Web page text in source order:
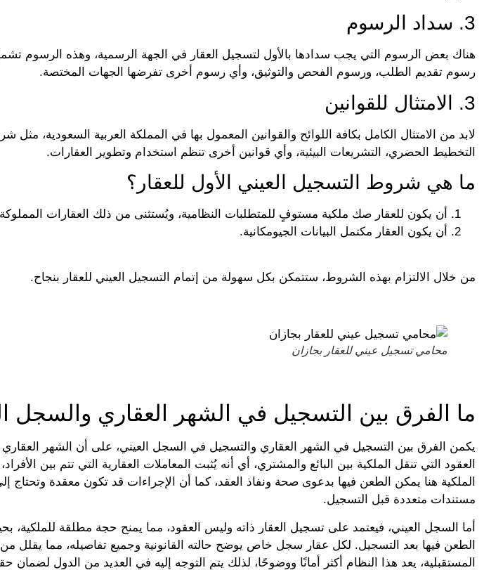
3. سداد الرسوم
هناك بعض الرسوم التي يجب سدادها بالأول لتسجيل العقار في الجهة الرسمية، وهذه الرسوم
رسوم تقديم الطلب، ورسوم الفحص والتوثيق، وأي رسوم أخرى تفرضها الجهات المختصة.
3. الامتثال للقوانين
لابد من الامتثال الكامل بكافة اللوائح والقوانين المعمول بها في المملكة العربية السعودية، مثل
التخطيط الحضري، التشريعات البيئية، وأي قوانين أخرى تنظم استخدام وتطوير العقارات.
ما هي شروط التسجيل العيني الأول للعقار؟
أن يكون للعقار صك ملكية مستوفٍ للمتطلبات النظامية، ويُستثنى من ذلك العقارات المملوكة
أن يكون العقار مكتمل البيانات الجيومكانية.
من خلال الالتزام بهذه الشروط، ستتمكن بكل سهولة من إتمام التسجيل العيني للعقار بنجاح.
محامي تسجيل عيني للعقار بجازان
ما الفرق بين التسجيل في الشهر العقاري والسجل
يكمن الفرق بين التسجيل في الشهر العقاري والتسجيل في السجل العيني، على أن الشهر العقاري
العقود التي تنقل الملكية بين البائع والمشتري، أي أنه يُثبت المعاملات العقارية التي تتم بين
الملكية هنا يمكن الطعن فيها بدعوى صحة ونفاذ العقد، كما أن الإجراءات قد تكون معقدة وتحتاج
مستندات متعددة قبل التسجيل.
أما السجل العيني، فيعتمد على تسجيل العقار ذاته وليس العقود، مما يمنح حجة مطلقة للملكية،
الطعن فيها بعد التسجيل. لكل عقار سجل خاص يوضح حالته القانونية وجميع تفاصيله، مما يقلل من
المستقبلية، يعد هذا النظام أكثر أمانًا ووضوحًا، لذلك يتم التوجه إليه في العديد من الدول لضمان